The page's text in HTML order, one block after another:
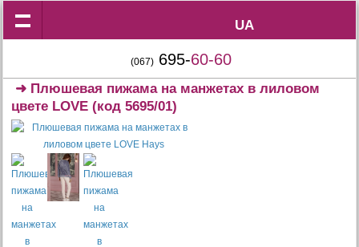
UA
UA
(067) 695-60-60
➜ Плюшевая пижама на манжетах в лиловом
цвете LOVE (код 5695/01)